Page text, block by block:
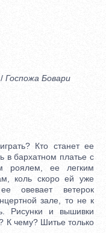
/ Госпожа Бовари
Кто станет ее
в бархатном платье с
роялем, ее легким
коль скоро ей уже
овевает ветерок
зале, то не к
Рисунки и вышивки
К чему? Шитье только